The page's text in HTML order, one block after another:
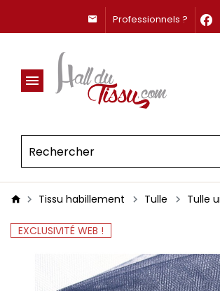
Professionnels ?
Tissu habillement Tulle Tulle
EXCLUSIVITÉ WEB !